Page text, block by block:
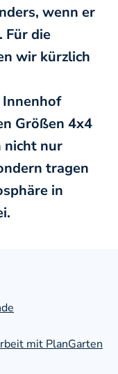
wenn er
Für die
wir kürzlich
Innenhof
Größen 4x4
nicht nur
tragen
in
mit PlanGarten